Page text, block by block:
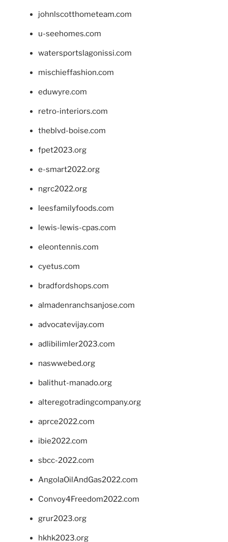
johnlscotthometeam.com
u-seehomes.com
watersportslagonissi.com
mischieffashion.com
eduwyre.com
retro-interiors.com
theblvd-boise.com
fpet2023.org
e-smart2022.org
ngrc2022.org
leesfamilyfoods.com
lewis-lewis-cpas.com
eleontennis.com
cyetus.com
bradfordshops.com
almadenranchsanjose.com
advocatevijay.com
adlibilimler2023.com
naswwebed.org
balithut-manado.org
alteregotradingcompany.org
aprce2022.com
ibie2022.com
sbcc-2022.com
AngolaOilAndGas2022.com
Convoy4Freedom2022.com
grur2023.org
hkhk2023.org